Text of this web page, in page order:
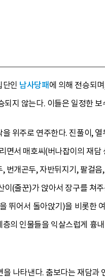
단인 남사당패에 의해 전승되
지 않는다. 이들은 일정한
위주로 연주한다. 진풀이,
면서 매호씨(버나잡이의 재
번개곤두, 자반뒤지기, 팔걸
(줄꾼)가 앉아서 장구를 쳐
뛰어서 돌아앉기)을 비롯한
의 인물들을 익살스럽게 흉내
을 나타낸다. 춤보다는 재담